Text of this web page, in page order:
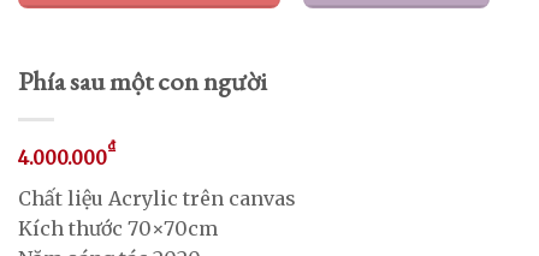
Phía sau một con người
4.000.000₫
Chất liệu Acrylic trên canvas
Kích thước 70×70cm